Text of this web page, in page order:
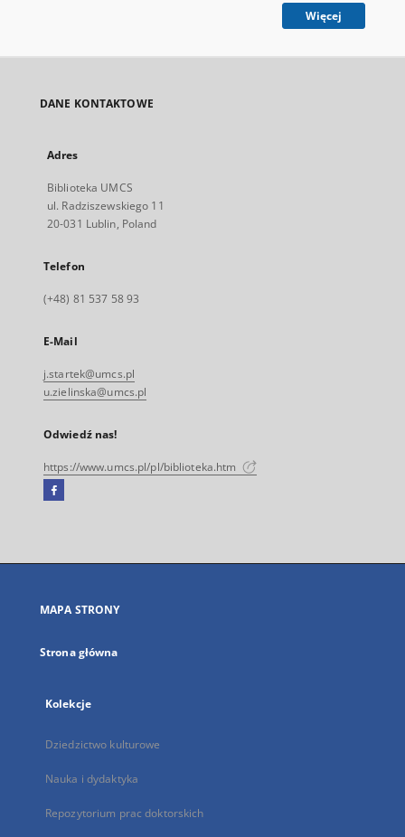
Więcej
DANE KONTAKTOWE
Adres
Biblioteka UMCS
ul. Radziszewskiego 11
20-031 Lublin, Poland
Telefon
(+48) 81 537 58 93
E-Mail
j.startek@umcs.pl
u.zielinska@umcs.pl
Odwiedź nas!
https://www.umcs.pl/pl/biblioteka.htm
Facebook
się
karcie
MAPA STRONY
Strona główna
Kolekcje
Dziedzictwo kulturowe
Nauka i dydaktyka
Repozytorium prac doktorskich